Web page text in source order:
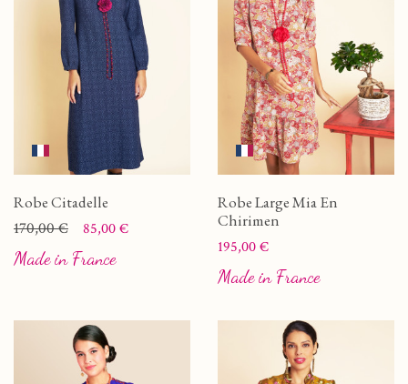
Robe Citadelle
Prix
Prix de base
170,00 € 85,00 €
Made in France
Robe Large Mia En
Chirimen
Prix
195,00 €
Made in France